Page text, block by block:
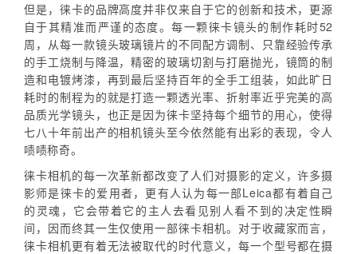
但是，徕卡的品牌高度并非仅来自于它的创新和技术，更源
自于其精准而严谨的态度。每一颗徕卡镜头的制作耗时52
周，从每一款镜头玻璃镜片的不同配方调制、只靠经验传承
的手工烧制与降温，精密的玻璃切割与打磨抛光，镜筒的制
造和电镀烤漆，再到最后坚持百年的全手工组装，如此旷日
耗时的制程为的就是打造一颗透光率、折射率近乎完美的高
品质光学镜头，也正是因为徕卡坚持每个细节的用心，使得
七八十年前出产的相机镜头至今依然能有出彩的表现，令人
啧啧称奇。
徕卡相机的每一次革新都改变了人们对摄影的定义，许多摄
影师是徕卡的爱用者，更有人认为每一部Leica都有着自己
的灵魂，它会带着它的主人去看见别人看不到的决定性瞬
间，因而终其一生仅使用一部徕卡相机。对于收藏家而言，
徕卡相机更有着无法被取代的时代意义，每一个型号都在摄